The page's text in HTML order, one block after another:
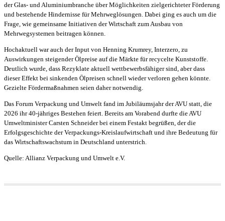
der Glas- und Aluminiumbranche über Möglichkeiten zielgerichteter Förderung
und bestehende Hindernisse für Mehrweglösungen. Dabei ging es auch um die
Frage, wie gemeinsame Initiativen der Wirtschaft zum Ausbau von
Mehrwegsystemen beitragen können.
Hochaktuell war auch der Input von Henning Krumrey, Interzero, zu
Auswirkungen steigender Ölpreise auf die Märkte für recycelte Kunststoffe.
Deutlich wurde, dass Rezyklate aktuell wettbewerbsfähiger sind, aber dass
dieser Effekt bei sinkenden Ölpreisen schnell wieder verloren gehen könnte.
Gezielte Fördermaßnahmen seien daher notwendig.
Das Forum Verpackung und Umwelt fand im Jubiläumsjahr der AVU statt, die
2026 ihr 40-jähriges Bestehen feiert. Bereits am Vorabend durfte die AVU
Umweltminister Carsten Schneider bei einem Festakt begrüßen, der die
Erfolgsgeschichte der Verpackungs-Kreislaufwirtschaft und ihre Bedeutung für
das Wirtschaftswachstum in Deutschland unterstrich.
Quelle: Allianz Verpackung und Umwelt e.V.